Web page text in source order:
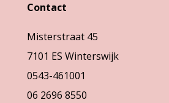
Contact
Misterstraat 45
7101 ES Winterswijk
0543-461001
06 2696 8550